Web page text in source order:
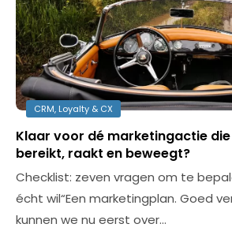
CRM, Loyalty & CX
Klaar voor dé marketingactie
bereikt, raakt en beweegt?
Checklist: zeven vragen om te
écht wil“Een marketingplan. Goed
kunnen we nu eerst over…